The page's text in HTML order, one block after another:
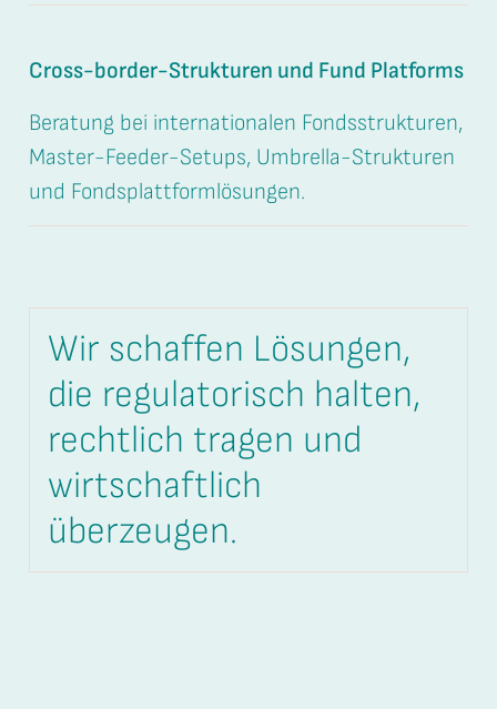
Cross-border-Strukturen und Fund Platforms
Beratung bei internationalen Fondsstrukturen,
Master-Feeder-Setups, Umbrella-Strukturen
und Fondsplattformlösungen.
Wir schaffen Lösungen,
die regulatorisch halten,
rechtlich tragen und
wirtschaftlich
überzeugen.